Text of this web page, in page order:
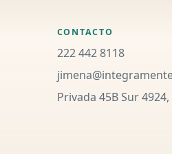
CONTACTO
222 442 8118
Privada 45B Sur